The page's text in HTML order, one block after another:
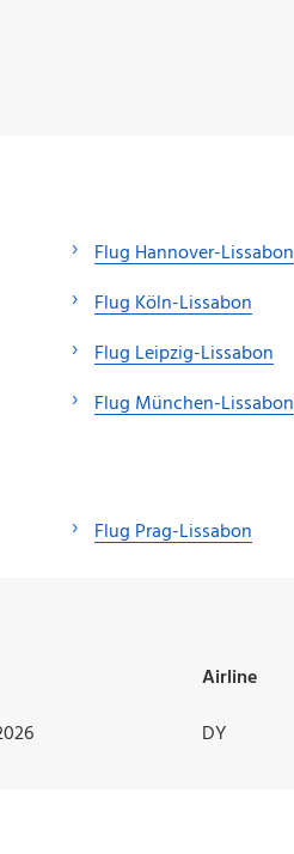
Flug Hannover-Lissabon
Flug Köln-Lissabon
Flug Leipzig-Lissabon
Flug München-Lissabon
Flug Prag-Lissabon
Airline
DY